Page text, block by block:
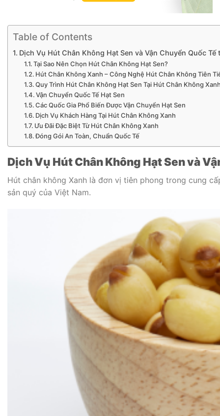
Table of Contents
Dịch Vụ Hút Chân Không Hạt Sen và Vận Chuyển Quốc
Tại Sao Nên Chọn Hút Chân Không Hạt Sen?
Hút Chân Không Xanh – Công Nghệ Hút Chân Không Tiên
Quy Trình Hút Chân Không Hạt Sen Tại Hút Chân Không
Vận Chuyển Quốc Tế Hạt Sen
Các Quốc Gia Phổ Biến Được Vận Chuyển Hạt Sen
Dịch Vụ Khách Hàng Tại Hút Chân Không Xanh
Ưu Đãi Đặc Biệt Từ Hút Chân Không Xanh
Đóng Gói An Toàn, Chuẩn Quốc Tế
Dịch Vụ Hút Chân Không Hạt Sen và
Hút chân không Xanh là đơn vị tiên phong trong cung
sản quý của Việt Nam.